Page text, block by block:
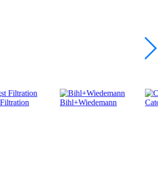
Bihl+Wiedemann Caterpillar